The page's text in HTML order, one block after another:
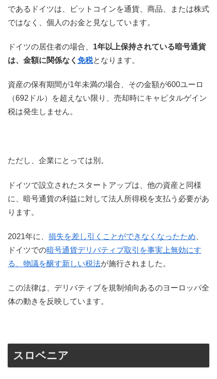
であるドイツは、ビットコインを通貨、商品、または株式
ではなく、個人のお金と見なしています。
ドイツの居住者の場合、 1年以上保持されている暗号通貨
は、金額に関係なく 免税となります。
資産の保有期間が1年未満の場合、その金額が600ユーロ
（692ドル）を超えない限り、売却時にキャピタルゲイン
税は発生しません。
ただし、企業にとっては別。
ドイツで設立されたスタートアップは、他の資産と同様
に、暗号通貨の利益に対して法人所得税を支払う必要があ
ります。
2021年に、 損失を差し引くことができなくなったため
ドイツでの暗号通貨デリバティブ取引を事実上無効にす
る、物議を醸す新しい税法が施行されました。
この法律は、デリバティブを規制傾向あるのヨーロッパ全
体の動きを反映しています。
スロベニア